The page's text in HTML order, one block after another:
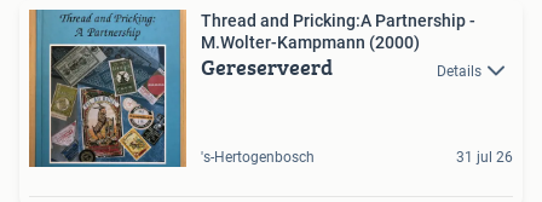
Thread and Pricking:A Partnership -
M.Wolter-Kampmann (2000)
Gereserveerd Details
's-Hertogenbosch 31 jul 26